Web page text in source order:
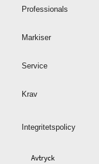
Professionals
Markiser
Service
Krav
Integritetspolicy
Avtryck